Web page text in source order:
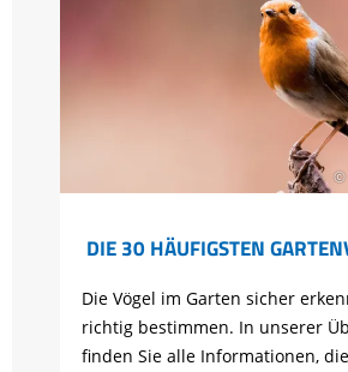
©
DIE 30 HÄUFIGSTEN
Die Vögel im Garten sicher
richtig bestimmen. In unserer
finden Sie alle Informationen,